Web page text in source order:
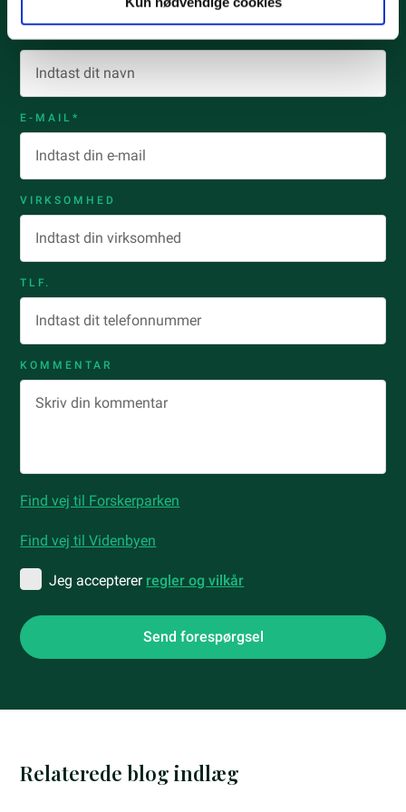
E-MAIL*
VIRKSOMHED
TLF.
KOMMENTAR
Find vej til Forskerparken
Find vej til Videnbyen
Jeg accepterer regler og vilkår
Relaterede blog indlæg